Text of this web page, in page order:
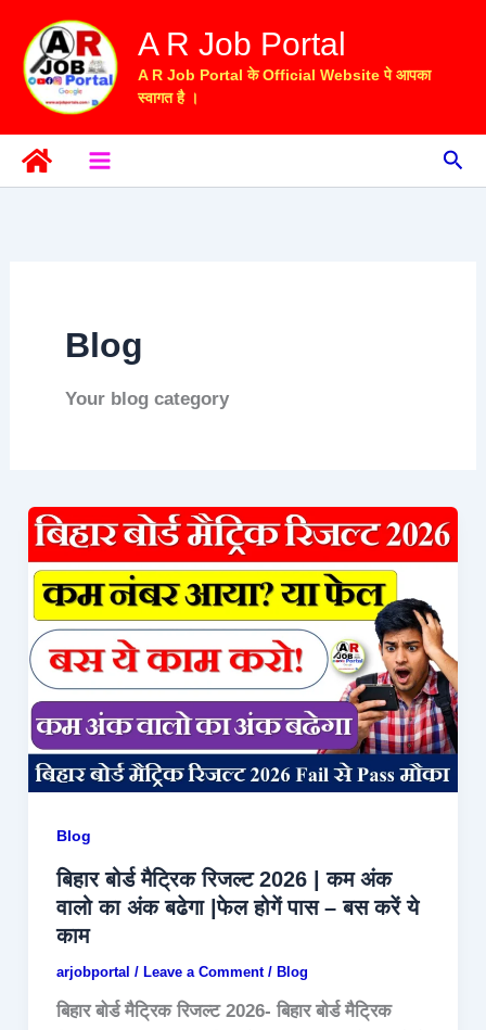
content
A R Job Portal
A R Job Portal के Official Website पे आपका
स्वागत है ।
Blog
Your blog category
Blog
बिहार बोर्ड मैट्रिक रिजल्ट 2026 | कम अंक
वालो का अंक बढेगा |फेल होगें पास – बस करें ये
काम
arjobportal / Leave a Comment / Blog
बिहार बोर्ड मैट्रिक रिजल्ट 2026- बिहार बोर्ड मैट्रिक